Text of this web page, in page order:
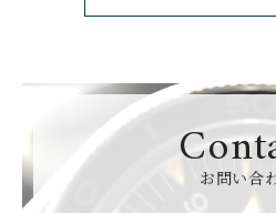
CUERVOY SOBRINOS
CYRUS
D. DORNBLÜTH&SOH
N
D.ドルンブルート＆ゾーお問い合